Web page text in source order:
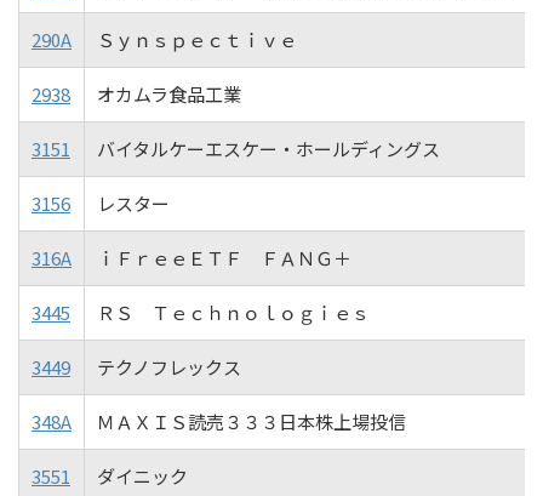
290A Ｓｙｎｓｐｅｃｔｉｖｅ
2938 オカムラ食品工業
3151 バイタルケーエスケー・ホールディングス
3156 レスター
316A ｉＦｒｅｅＥＴＦ ＦＡＮＧ＋
3445 ＲＳ Ｔｅｃｈｎｏｌｏｇｉｅｓ
3449 テクノフレックス
348A ＭＡＸＩＳ読売３３３日本株上場投信
3551 ダイニック